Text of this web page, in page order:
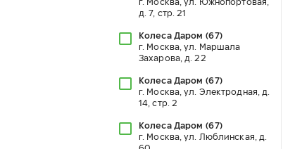
д. 7, стр. 21
Колеса Даром (67)
г. Москва, ул. Маршала
Захарова, д. 22
Колеса Даром (67)
г. Москва, ул. Электродная, д.
14, стр. 2
Колеса Даром (67)
г. Москва, ул. Люблинская, д.